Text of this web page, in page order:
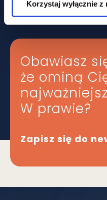
Korzystaj wyłącznie
charytatywny
Obawiasz
że ominą
W prawie?
Zapisz się do